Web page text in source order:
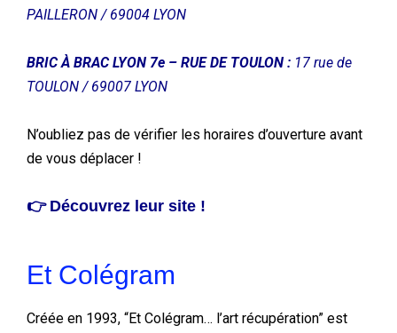
PAILLERON / 69004 LYON
BRIC À BRAC LYON 7e – RUE DE TOULON : 17 rue de
TOULON / 69007 LYON
N’oubliez pas de vérifier les horaires d’ouverture avant
de vous déplacer !
👉 Découvrez leur site !
Et Colégram
Créée en 1993, “Et Colégram… l’art récupération” est